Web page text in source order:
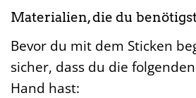
Materialien, die du
Bevor du mit dem Sticken
sicher, dass du die
Hand hast: